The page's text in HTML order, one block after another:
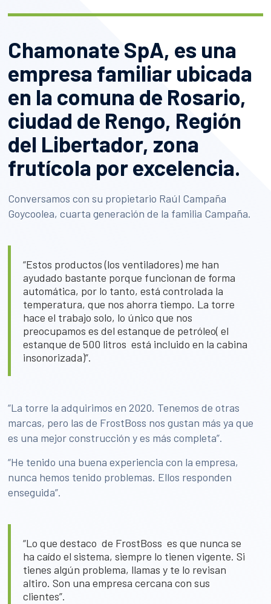
Chamonate SpA, es una
empresa familiar ubicada
en la comuna de Rosario,
ciudad de Rengo, Región
del Libertador, zona
frutícola por excelencia.
Conversamos con su propietario Raúl Campaña
Goycoolea, cuarta generación de la familia Campaña.
“Estos productos (los ventiladores) me han
ayudado bastante porque funcionan de forma
automática, por lo tanto, está controlada la
temperatura, que nos ahorra tiempo. La torre
hace el trabajo solo, lo único que nos
preocupamos es del estanque de petróleo( el
estanque de 500 litros está incluido en la cabina
insonorizada)”.
“La torre la adquirimos en 2020. Tenemos de otras
marcas, pero las de FrostBoss nos gustan más ya que
es una mejor construcción y es más completa”.
“He tenido una buena experiencia con la empresa,
nunca hemos tenido problemas. Ellos responden
enseguida”.
“Lo que destaco de FrostBoss es que nunca se
ha caído el sistema, siempre lo tienen vigente. Si
tienes algún problema, llamas y te lo revisan
altiro. Son una empresa cercana con sus
clientes”.